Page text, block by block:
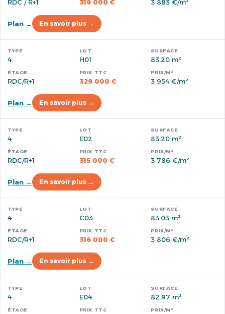
RDC / R+1 319 000 € 3 883 €/m²
Plan → En savoir plus →
4 H01 83.20 m²
RDC/R+1 329 000 € 3 954 €/m²
Plan → En savoir plus →
4 E02 83.20 m²
RDC/R+1 315 000 € 3 786 €/m²
Plan → En savoir plus →
4 C03 83.03 m²
RDC/R+1 316 000 € 3 806 €/m²
Plan → En savoir plus →
4 E04 82.97 m²